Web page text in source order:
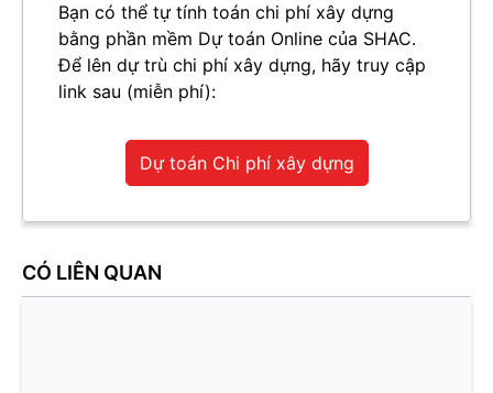
Bạn có thể tự tính toán chi phí xây dựng
bằng phần mềm Dự toán Online của SHAC.
Để lên dự trù chi phí xây dựng, hãy truy cập
link sau (miễn phí):
Dự toán Chi phí xây dựng
CÓ LIÊN QUAN